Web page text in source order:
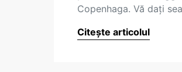
Copenhaga. Vă dați
Citește articolul